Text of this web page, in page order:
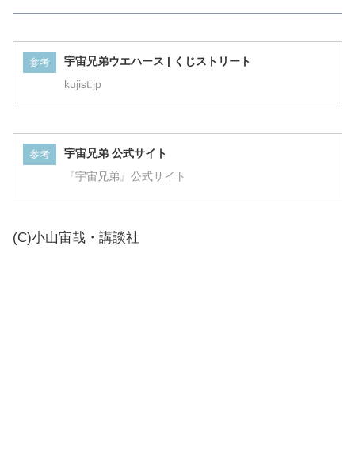
参考 宇宙兄弟ウエハース | くじストリート
kujist.jp
参考 宇宙兄弟 公式サイト
『宇宙兄弟』公式サイト
(C)小山宙哉・講談社